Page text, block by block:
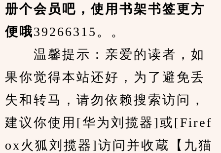
册个会员吧，使用书架书签更方
便哦39266315。。
温馨提示：亲爱的读者，如
果你觉得本站还好，为了避免丢
失和转马，请勿依赖搜索访问，
建议你使用[华为刘揽器]或[Firef
ox火狐刘揽器]访问并收蔵【九猫